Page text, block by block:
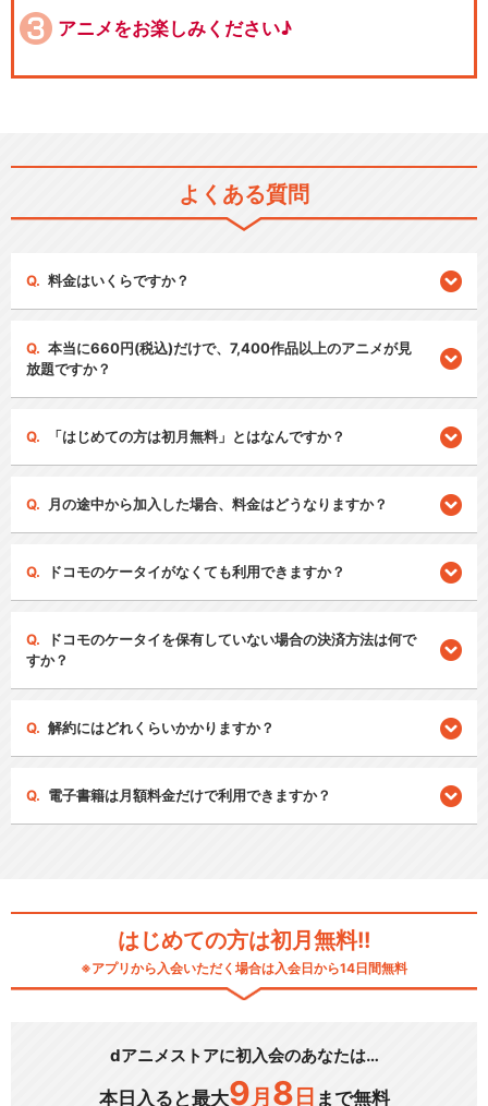
アニメをお楽しみください♪
よくある質問
料金はいくらですか？
本当に660円(税込)だけで、7,400作品以上のアニメが見
放題ですか？
「はじめての方は初月無料」とはなんですか？
月の途中から加入した場合、料金はどうなりますか？
ドコモのケータイがなくても利用できますか？
ドコモのケータイを保有していない場合の決済方法は何で
すか？
解約にはどれくらいかかりますか？
電子書籍は月額料金だけで利用できますか？
はじめての方は初月無料!!
※アプリから入会いただく場合は入会日から14日間無料
dアニメストアに初入会のあなたは…
本日入ると最大9 月 8 日 まで無料